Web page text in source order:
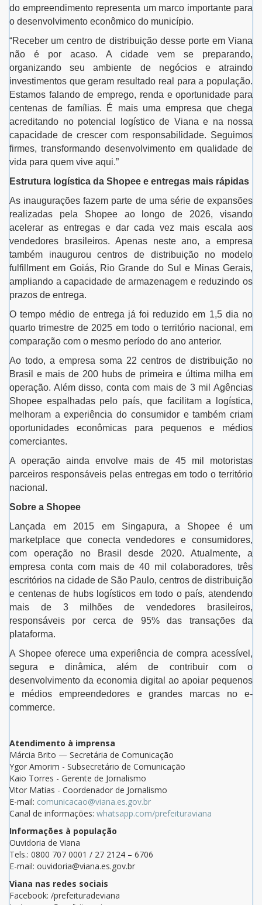
do empreendimento representa um marco importante para
o desenvolvimento econômico do município.
“Receber um centro de distribuição desse porte em Viana
não é por acaso. A cidade vem se preparando,
organizando seu ambiente de negócios e atraindo
investimentos que geram resultado real para a população.
Estamos falando de emprego, renda e oportunidade para
centenas de famílias. É mais uma empresa que chega
acreditando no potencial logístico de Viana e na nossa
capacidade de crescer com responsabilidade. Seguimos
firmes, transformando desenvolvimento em qualidade de
vida para quem vive aqui.”
Estrutura logística da Shopee e entregas mais rápidas
As inaugurações fazem parte de uma série de expansões
realizadas pela Shopee ao longo de 2026, visando
acelerar as entregas e dar cada vez mais escala aos
vendedores brasileiros. Apenas neste ano, a empresa
também inaugurou centros de distribuição no modelo
fulfillment em Goiás, Rio Grande do Sul e Minas Gerais,
ampliando a capacidade de armazenagem e reduzindo os
prazos de entrega.
O tempo médio de entrega já foi reduzido em 1,5 dia no
quarto trimestre de 2025 em todo o território nacional, em
comparação com o mesmo período do ano anterior.
Ao todo, a empresa soma 22 centros de distribuição no
Brasil e mais de 200 hubs de primeira e última milha em
operação. Além disso, conta com mais de 3 mil Agências
Shopee espalhadas pelo país, que facilitam a logística,
melhoram a experiência do consumidor e também criam
oportunidades econômicas para pequenos e médios
comerciantes.
A operação ainda envolve mais de 45 mil motoristas
parceiros responsáveis pelas entregas em todo o território
nacional.
Sobre a Shopee
Lançada em 2015 em Singapura, a Shopee é um
marketplace que conecta vendedores e consumidores,
com operação no Brasil desde 2020. Atualmente, a
empresa conta com mais de 40 mil colaboradores, três
escritórios na cidade de São Paulo, centros de distribuição
e centenas de hubs logísticos em todo o país, atendendo
mais de 3 milhões de vendedores brasileiros,
responsáveis por cerca de 95% das transações da
plataforma.
A Shopee oferece uma experiência de compra acessível,
segura e dinâmica, além de contribuir com o
desenvolvimento da economia digital ao apoiar pequenos
e médios empreendedores e grandes marcas no e-
commerce.
Atendimento à imprensa
Márcia Brito — Secretária de Comunicação
Ygor Amorim - Subsecretário de Comunicação
Kaio Torres - Gerente de Jornalismo
Vitor Matias - Coordenador de Jornalismo
E-mail: comunicacao@viana.es.gov.br
Canal de informações: whatsapp.com/prefeituraviana
Informações à população
Ouvidoria de Viana
Tels.: 0800 707 0001 / 27 2124 – 6706
E-mail: ouvidoria@viana.es.gov.br
Viana nas redes sociais
Facebook: /prefeituradeviana